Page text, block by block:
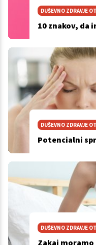
DUŠEVNO ZDRAVJE
10 znakov, da
DUŠEVNO ZDRAVJE
Potencialni
DUŠEVNO ZDRAVJE
Zakaj moramo